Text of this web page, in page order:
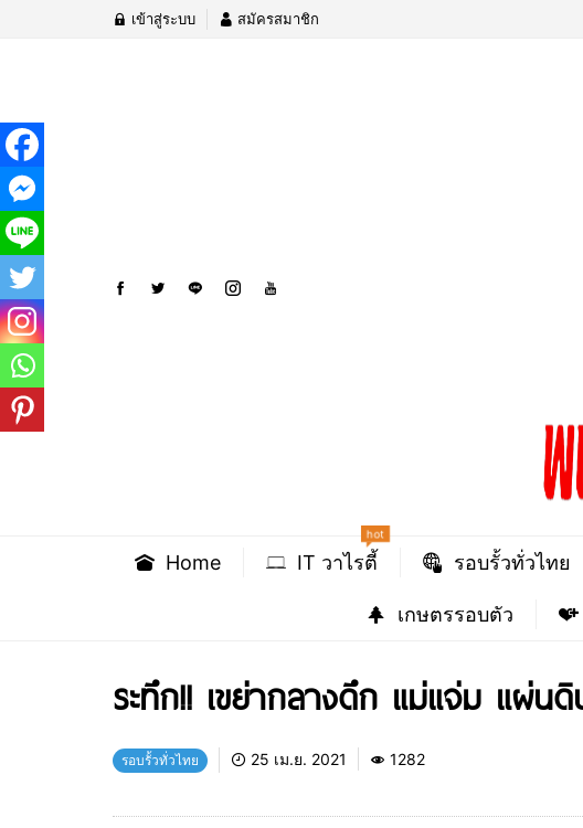
เข้าสู่ระบบ สมัครสมาชิก
Home IT วาไรตี้
hot
รอบรั้วทั่วไทย
เกษตรรอบตัว
ระทึก!! เขย่ากลางดึก แม่แจ่ม แผ่น
รอบรั้วทั่วไทย 25 เม.ย. 2021 1282